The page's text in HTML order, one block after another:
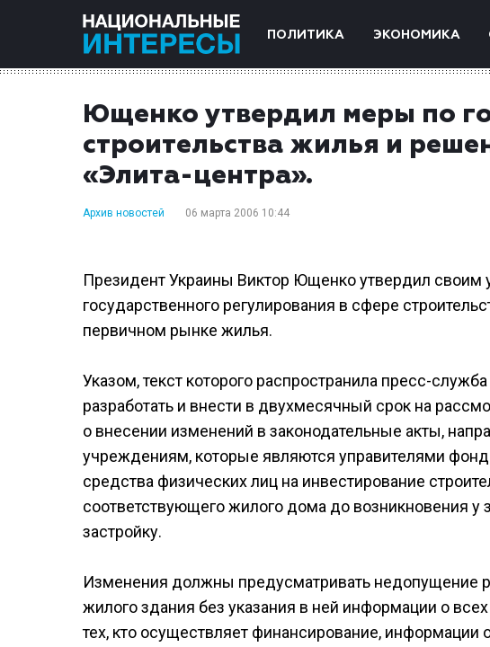
ПОЛИТИКА ЭКОНОМИКА
Ющенко утвердил меры по
строительства жилья и
«Элита-центра».
Архив новостей 06 марта 2006 10:44
Президент Украины Виктор Ющенко утвердил
государственного регулирования в сфере
первичном рынке жилья.
Указом, текст которого распространила пресс-
разработать и внести в двухмесячный срок на
о внесении изменений в законодательные акты,
учреждениям, которые являются управителями
средства физических лиц на инвестирование
соответствующего жилого дома до возникновения у
застройку.
Изменения должны предусматривать недопущение
жилого здания без указания в ней информации о
тех, кто осуществляет финансирование,